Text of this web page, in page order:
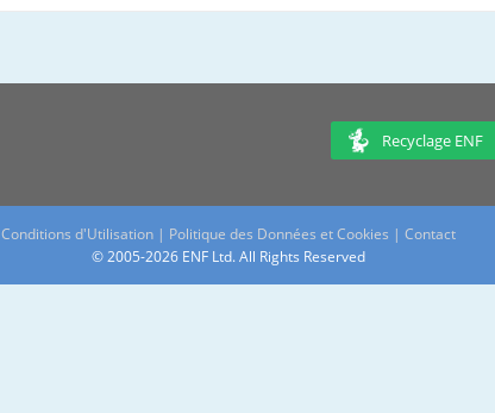
Recyclage ENF
Conditions d'Utilisation | Politique des Données et Cookies | Contact
© 2005-2026 ENF Ltd. All Rights Reserved